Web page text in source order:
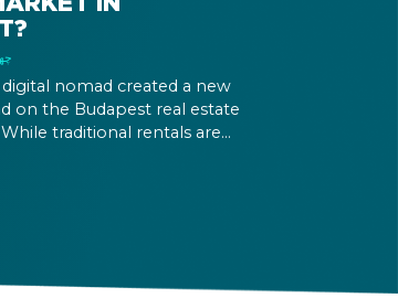
nomad created a new
on the Budapest real estate
traditional rentals are